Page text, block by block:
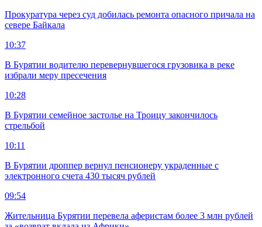
Прокуратура через суд добилась ремонта опасного причала на
севере Байкала
10:37
В Бурятии водителю перевернувшегося грузовика в реке
избрали меру пресечения
10:28
В Бурятии семейное застолье на Троицу закончилось
стрельбой
10:11
В Бурятии дроппер вернул пенсионеру украденные с
электронного счета 430 тысяч рублей
09:54
Жительница Бурятии перевела аферистам более 3 млн рублей